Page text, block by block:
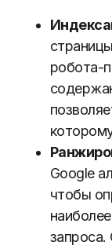
робота-
Google
чтобы